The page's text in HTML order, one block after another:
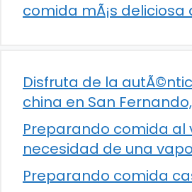
comida mÃ¡s deliciosa
Disfruta de la
china en San Fernando,
Preparando comida al
necesidad de una
Preparando comida